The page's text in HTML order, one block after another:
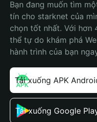
Bạn đang muốn tìm
tín cho starknet của
chọn tốt nhất. Với hơn
thể tự do khám phá
hành trình của bạn
Tải xuống APK
Tải xuống Google